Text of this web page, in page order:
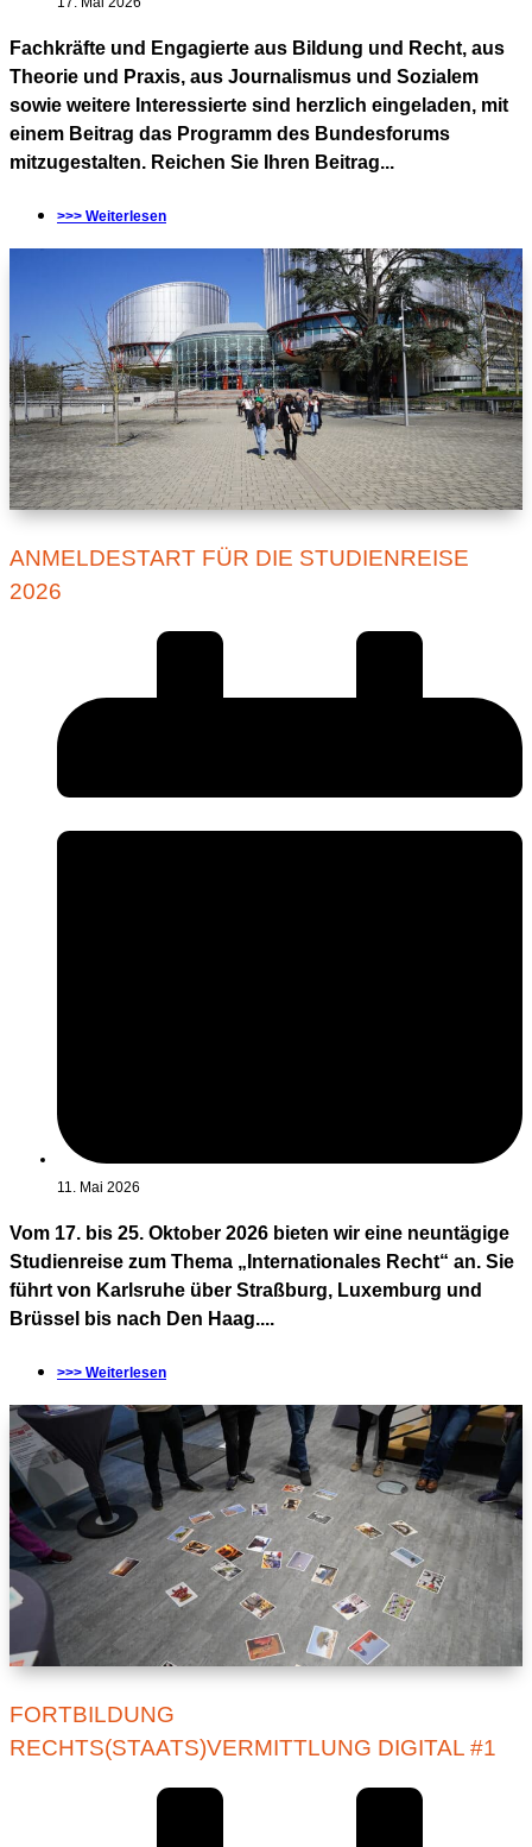
Fachkräfte und Engagierte aus Bildung und Recht, aus
Theorie und Praxis, aus Journalismus und Sozialem
sowie weitere Interessierte sind herzlich eingeladen, mit
einem Beitrag das Programm des Bundesforums
mitzugestalten. Reichen Sie Ihren Beitrag...
>>> Weiterlesen
ANMELDESTART FÜR DIE STUDIENREISE
2026
11. Mai 2026
Vom 17. bis 25. Oktober 2026 bieten wir eine neuntägige
Studienreise zum Thema „Internationales Recht“ an. Sie
führt von Karlsruhe über Straßburg, Luxemburg und
Brüssel bis nach Den Haag....
>>> Weiterlesen
FORTBILDUNG
RECHTS(STAATS)VERMITTLUNG DIGITAL #1